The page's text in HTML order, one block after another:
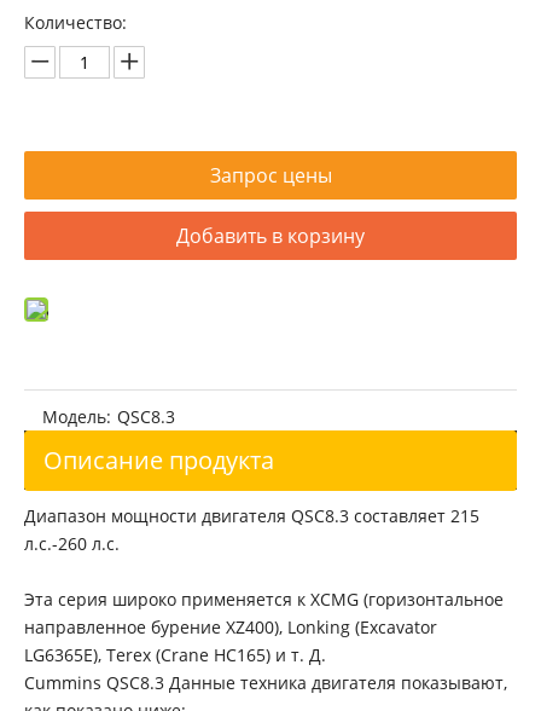
Машинные двигатели 215 л.с., 160 кВт, 2200 об/мин, двигатель QSC8.3, 8,3 л, оригинальный двигатель Cummins, используемый для колесного погрузчика JCB 456Z Восстановленный длинный блок Komatsu 6D114E-5
Количество:
Запрос цены
Добавить в корзину
Модель: QSC8.3
Описание продукта
Диапазон мощности двигателя QSC8.3 составляет 215
л.с.-260 л.с.
Эта серия широко применяется к XCMG (горизонтальное
направленное бурение XZ400), Lonking (Excavator
LG6365E), Terex (Crane HC165) и т. Д.
Cummins QSC8.3 Данные техника двигателя показывают,